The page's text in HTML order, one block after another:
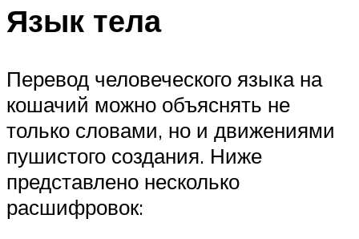
Язык тела
Перевод человеческого языка на
кошачий можно объяснять не
только словами, но и движениями
пушистого создания. Ниже
представлено несколько
расшифровок: